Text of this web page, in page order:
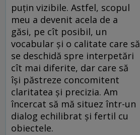
puțin vizibile. Astfel, scopul
meu a devenit acela de a
găsi, pe cît posibil, un
vocabular și o calitate care să
se deschidă spre interpetări
cît mai diferite, dar care să
își păstreze concomitent
claritatea și precizia. Am
încercat să mă situez într-un
dialog echilibrat și fertil cu
obiectele.